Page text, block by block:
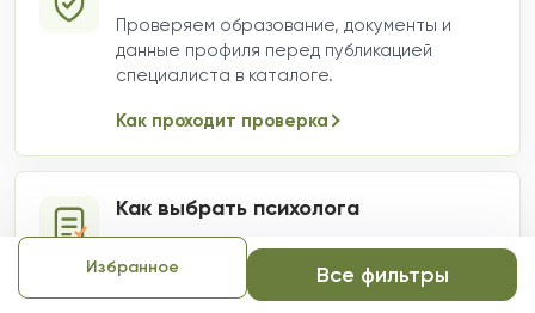
Избранное Все фильтры
Проверяем образование, документы и
данные профиля перед публикацией
специалиста в каталоге.
Как проходит проверка
Как выбрать психолога
Смотрите на запрос, формат, опыт,
специализацию и стоимость. Внутри -
подсказки для спокойного выбора.